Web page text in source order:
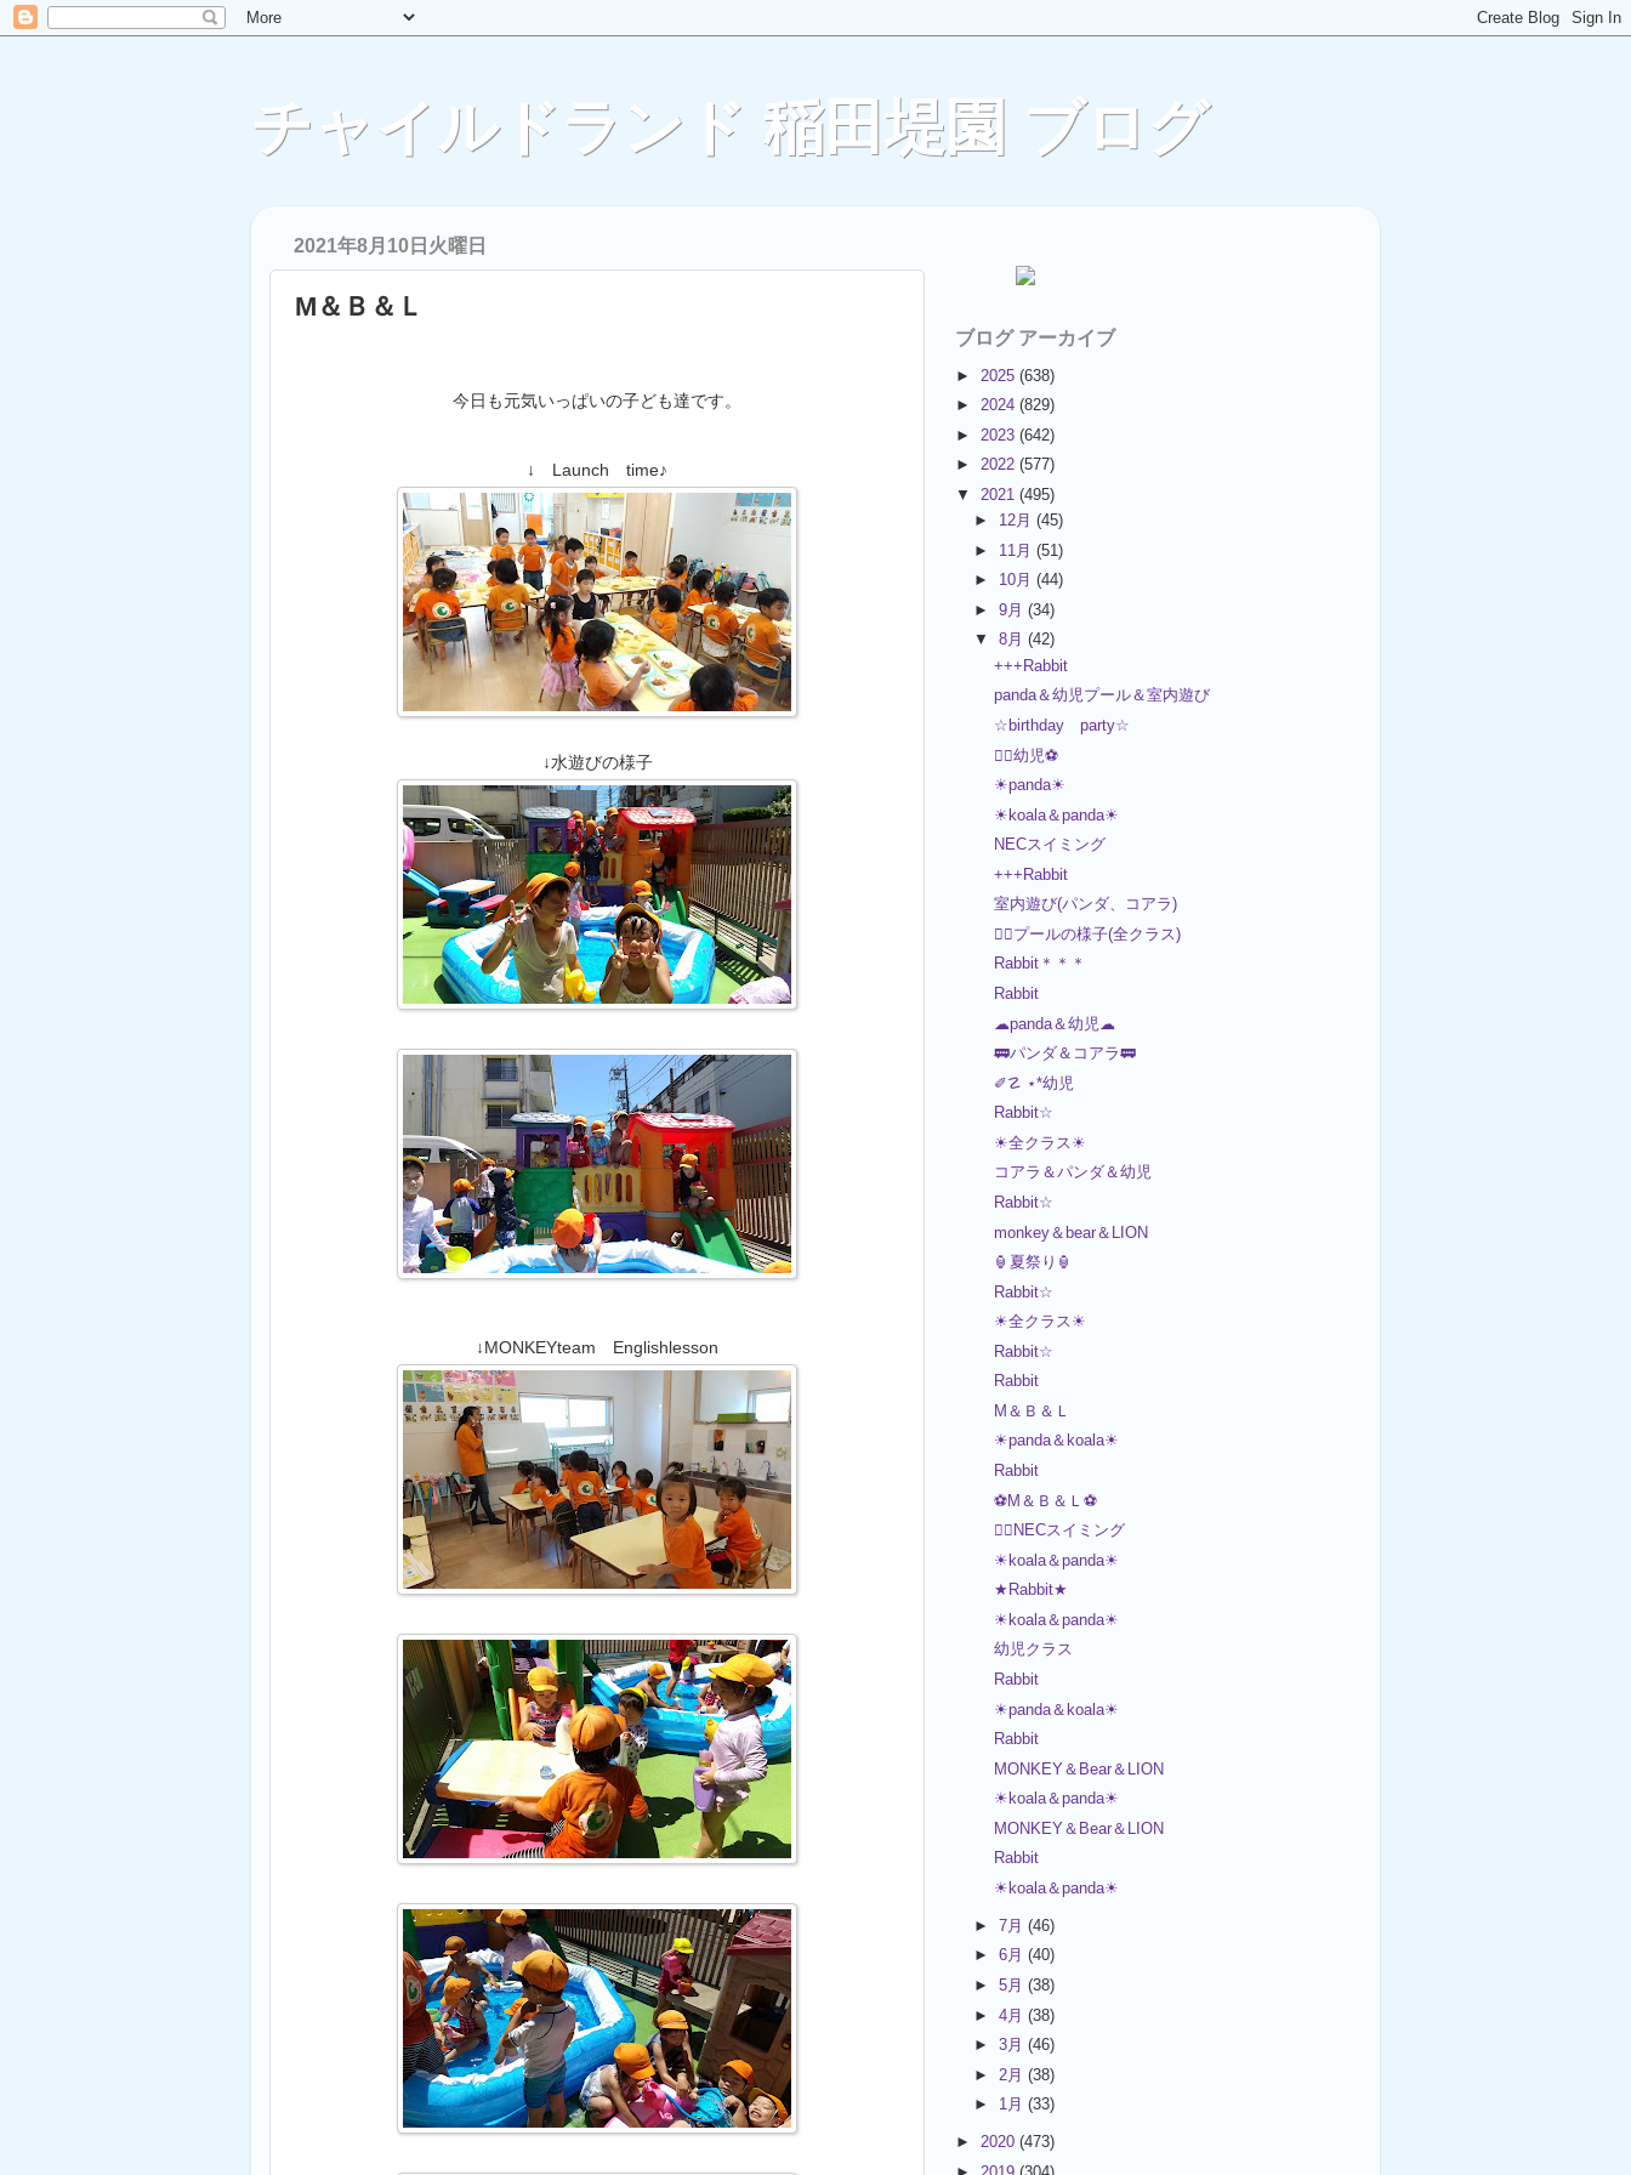
チャイルドランド 稲田堤園 ブログ
2021年8月10日火曜日
M＆Ｂ＆Ｌ
今日も元気いっぱいの子ども達です。
↓ Launch time♪
↓水遊びの様子
↓MONKEYteam Englishlesson
ブログ アーカイブ
► 2025 (638)
► 2024 (829)
► 2023 (642)
► 2022 (577)
▼ 2021 (495)
► 12月(45)
► 11月(51)
► 10月(44)
►9月(34)
▼8月(42)
+++Rabbit
panda＆幼児プール＆室内遊び
☆birthday party☆
🏊‍♂️幼児⚽
☀panda☀
☀koala＆panda☀
NECスイミング
+++Rabbit
室内遊び(パンダ、コアラ)
🏊‍♂️プールの様子(全クラス)
Rabbit＊＊＊
Rabbit
☁panda＆幼児☁
🚃パンダ＆コアラ🚃
✐☡ ⋆*幼児
Rabbit☆
☀全クラス☀
コアラ＆パンダ＆幼児
Rabbit☆
monkey＆bear＆LION
🏮夏祭り🏮
Rabbit☆
☀全クラス☀
Rabbit☆
Rabbit
M＆Ｂ＆Ｌ
☀panda＆koala☀
Rabbit
⚽M＆Ｂ＆Ｌ⚽
🏊‍♂️NECスイミング
☀koala＆panda☀
★Rabbit★
☀koala＆panda☀
幼児クラス
Rabbit
☀panda＆koala☀
Rabbit
MONKEY＆Bear＆LION
☀koala＆panda☀
MONKEY＆Bear＆LION
Rabbit
☀koala＆panda☀
►7月(46)
►6月(40)
►5月(38)
►4月(38)
►3月(46)
► 2月(38)
► 1月(33)
► 2020 (473)